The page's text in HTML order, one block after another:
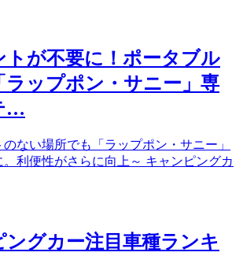
トが不要に！ポータブル
ラップポン・サニー」専
…
のない場所でも「ラップポン・サニー」
。利便性がさらに向上～ キャンピングカ
ングカー注目車種ランキ